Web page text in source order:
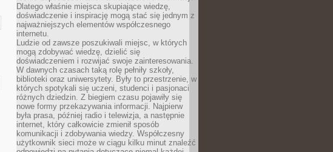
Dlatego właśnie miejsca skupiające wiedzę,
doświadczenie i inspirację mogą stać się jednym z
najważniejszych elementów współczesnego
internetu.
Ludzie od zawsze poszukiwali miejsc, w których
mogą zdobywać wiedzę, dzielić się
doświadczeniem i rozwijać swoje zainteresowania.
W dawnych czasach taką rolę pełniły szkoły,
biblioteki oraz uniwersytety. Były to przestrzenie, w
których spotykali się uczeni, studenci i pasjonaci
różnych dziedzin. Z biegiem czasu pojawiły się
nowe formy przekazywania informacji. Najpierw
była prasa, później radio i telewizja, a następnie
internet, który całkowicie zmienił sposób
komunikacji i zdobywania wiedzy. Współczesny
użytkownik sieci może w ciągu kilku minut znaleźć